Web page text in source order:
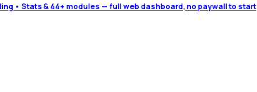
• Stats & 44+ modules — full web dashboard, no paywall to start